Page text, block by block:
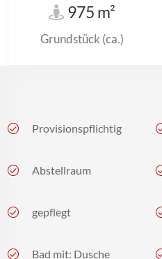
975 m²
Grundstück (ca.)
Provisionspflichtig
Abstellraum
gepflegt
Bad mit: Dusche